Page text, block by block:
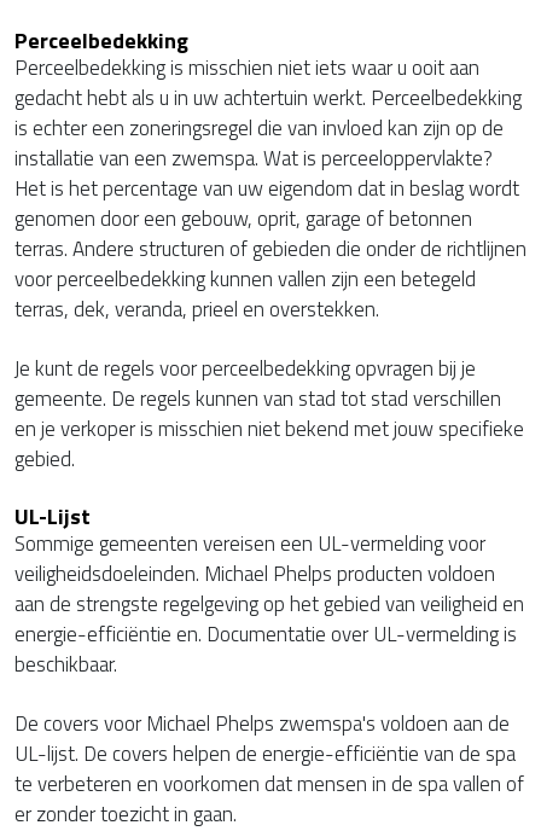
Perceelbedekking
Perceelbedekking is misschien niet iets waar u ooit aan
gedacht hebt als u in uw achtertuin werkt. Perceelbedekking
is echter een zoneringsregel die van invloed kan zijn op de
installatie van een zwemspa. Wat is perceeloppervlakte?
Het is het percentage van uw eigendom dat in beslag wordt
genomen door een gebouw, oprit, garage of betonnen
terras. Andere structuren of gebieden die onder de richtlijnen
voor perceelbedekking kunnen vallen zijn een betegeld
terras, dek, veranda, prieel en overstekken.
Je kunt de regels voor perceelbedekking opvragen bij je
gemeente. De regels kunnen van stad tot stad verschillen
en je verkoper is misschien niet bekend met jouw specifieke
gebied.
UL-Lijst
Sommige gemeenten vereisen een UL-vermelding voor
veiligheidsdoeleinden. Michael Phelps producten voldoen
aan de strengste regelgeving op het gebied van veiligheid en
energie-efficiëntie en. Documentatie over UL-vermelding is
beschikbaar.
De covers voor Michael Phelps zwemspa's voldoen aan de
UL-lijst. De covers helpen de energie-efficiëntie van de spa
te verbeteren en voorkomen dat mensen in de spa vallen of
er zonder toezicht in gaan.